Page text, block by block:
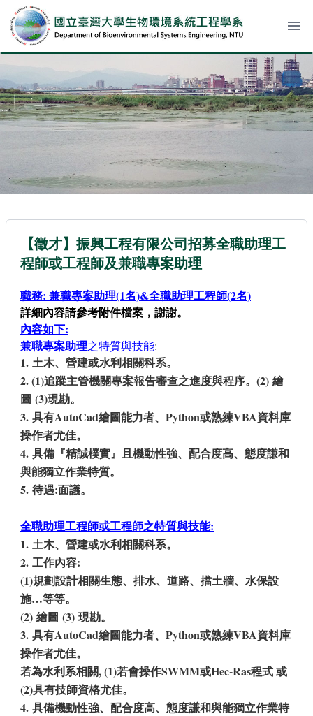
menu
【徵才】振興工程有限公司招募全職助理工
程師或工程師及兼職專案助理
職務: 兼職專案助理(1名)&全職助理工程師(2名)
詳細內容請參考附件檔案，謝謝。
內容如下:
兼職專案助理之特質與技能:
1. 土木、營建或水利相關科系。
2. (1)追蹤主管機關專案報告審查之進度與程序。 (2) 繪
圖 (3)現勘。
3. 具有AutoCad繪圖能力者、 Python或熟練VBA資料庫
操作者尤佳。
4. 具備『精誠樸實』且機動性強、配合度高、態度謙和
與能獨立作業特質。
5. 待遇:面議。
全職助理工程師或工程師之特質與技能:
1. 土木、營建或水利相關科系。
2. 工作內容:
(1)規劃設計相關生態、排水、道路、擋土牆、水保設
施…等等。
(2) 繪圖 (3) 現勘。
3. 具有AutoCad繪圖能力者、 Python或熟練VBA資料庫
操作者尤佳。
若為水利系相關, (1)若會操作SWMM或Hec-Ras程式 或
(2)具有技師資格尤佳。
4. 具備機動性強、配合度高、態度謙和與能獨立作業特